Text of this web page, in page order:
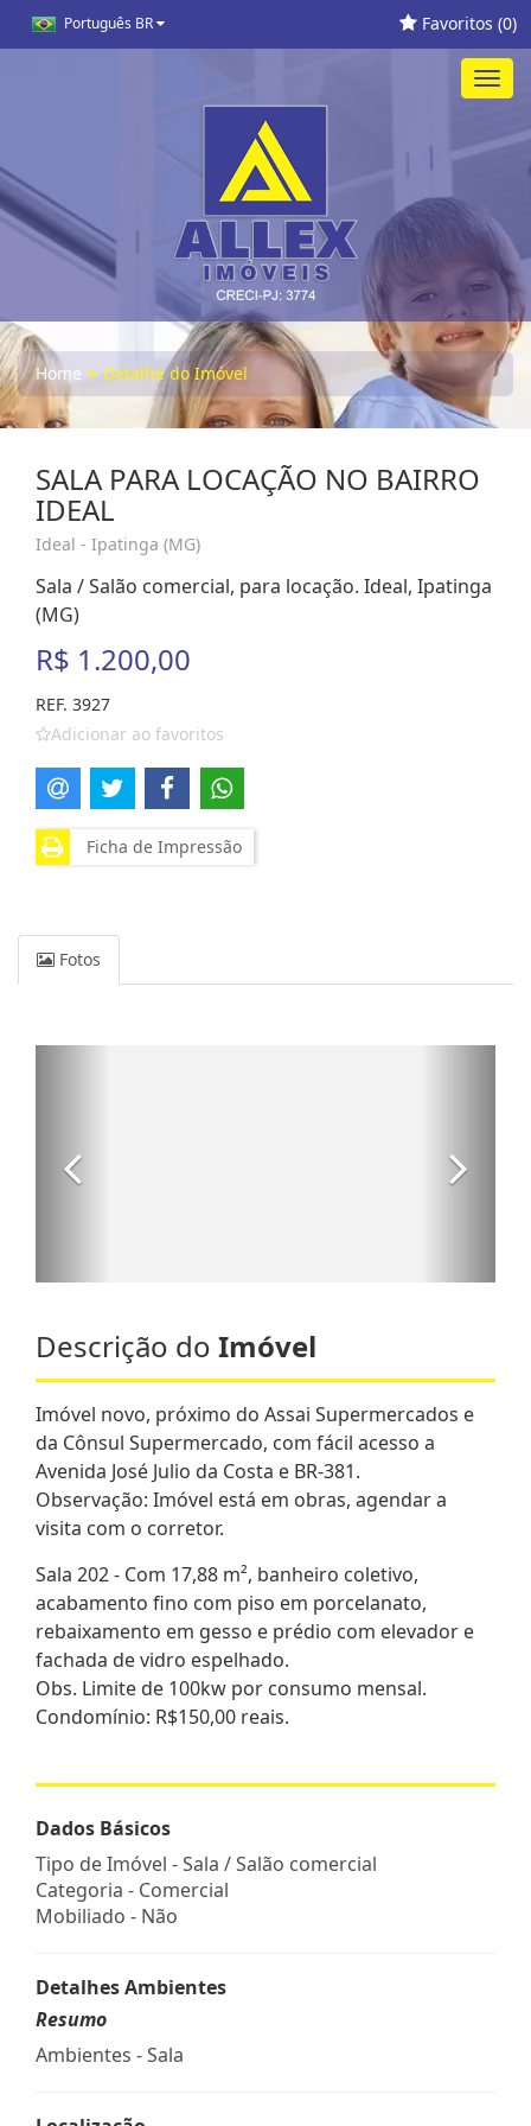
Português BR Favoritos (0)
Home Detalhe do Imóvel
SALA PARA LOCAÇÃO NO BAIRRO
IDEAL
Ideal - Ipatinga (MG)
Sala / Salão comercial, para locação. Ideal, Ipatinga
(MG)
R$ 1.200,00
REF. 3927
Adicionar ao favoritos
Ficha de Impressão
Fotos
Descrição do Imóvel
Imóvel novo, próximo do Assai Supermercados e
da Cônsul Supermercado, com fácil acesso a
Avenida José Julio da Costa e BR-381.
Observação: Imóvel está em obras, agendar a
visita com o corretor.
Sala 202 - Com 17,88 m², banheiro coletivo,
acabamento fino com piso em porcelanato,
rebaixamento em gesso e prédio com elevador e
fachada de vidro espelhado.
Obs. Limite de 100kw por consumo mensal.
Condomínio: R$150,00 reais.
Dados Básicos
Tipo de Imóvel - Sala / Salão comercial
Categoria - Comercial
Mobiliado - Não
Detalhes Ambientes
Resumo
Ambientes - Sala